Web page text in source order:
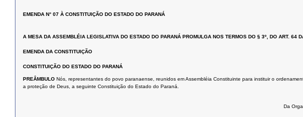
EMENDA N° 07 À CONSTITUIÇÃO DO ESTADO DO PARANÁ
A MESA DA ASSEMBLÉIA LEGISLATIVA DO ESTADO DO PARANÁ PROMULGA NOS TERMOS DO § 3º, DO ART. 64
EMENDA DA CONSTITUIÇÃO
CONSTITUIÇÃO DO ESTADO DO PARANÁ
PREÂMBULO Nós, representantes do povo paranaense, reunidos em Assembléia Constituinte para instituir o
a proteção de Deus, a seguinte Constituição do Estado do Paraná.
Da